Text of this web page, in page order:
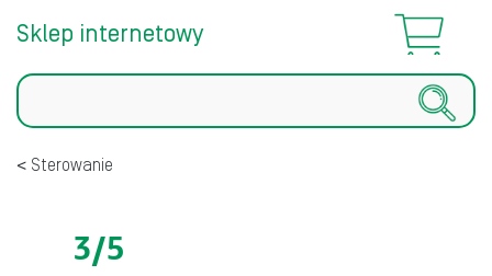
Sklep internetowy
Szukaj
Sterowanie
3/5